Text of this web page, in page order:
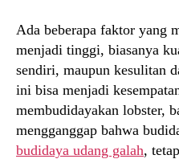
Ada beberapa faktor yang
menjadi tinggi, biasanya
sendiri, maupun kesulitan
ini bisa menjadi
membudidayakan lobster,
mengganggap bahwa
budidaya udang galah,